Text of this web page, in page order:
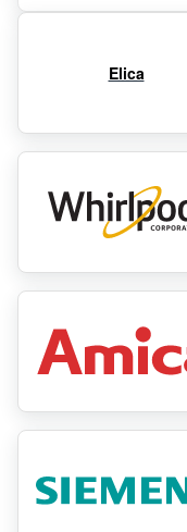
Elica